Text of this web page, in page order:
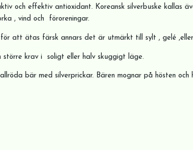
och effektiv antioxidant. Koreansk silverbuske kallas
, vind och föroreningar.
att ätas färsk annars det är utmärkt till sylt , gelé
större krav i soligt eller halv skuggigt läge.
bär med silverprickar. Bären mognar på hösten och